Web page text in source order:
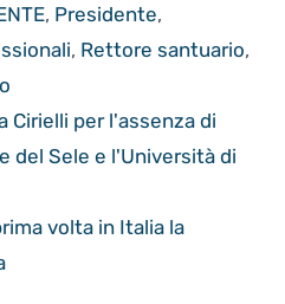
, Presidente,
, Rettore santuario,
Cirielli per l'assenza di
del Sele e l'Università di
volta in Italia la